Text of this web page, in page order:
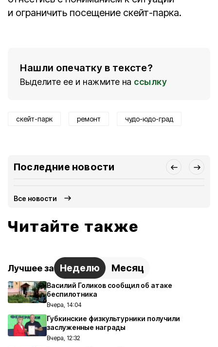
и ограничить посещение скейт-парка.
Нашли опечатку в тексте?
Выделите ее и нажмите на ссылку
скейт-парк ремонт чудо-юдо-град
Последние новости
Все новости
Читайте также
Лучшее за Неделю Месяц
Василий Голиков сообщил об атаке
беспилотника
Вчера, 14:04
Губкинские физкультурники получили
заслуженные награды
Вчера, 12:32